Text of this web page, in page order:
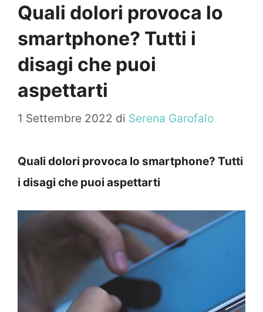
Quali dolori provoca lo
smartphone? Tutti i
disagi che puoi
aspettarti
1 Settembre 2022 di Serena Garofalo
Quali dolori provoca lo smartphone? Tutti
i disagi che puoi aspettarti